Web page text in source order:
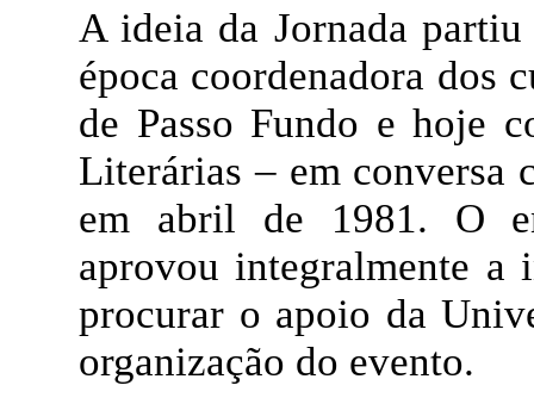
A ideia da Jornada
época coordenadora dos
de Passo Fundo e hoje
Literárias – em conversa
em abril de 1981. O
aprovou integralmente a
procurar o apoio da
organização do evento.